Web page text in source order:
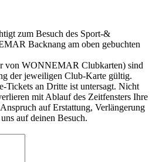
zum Besuch des Sport-&
Backnang am oben gebuchten
von WONNEMAR Clubkarten) sind
der jeweiligen Club-Karte gültig.
Tickets an Dritte ist untersagt. Nicht
mit Ablauf des Zeitfensters Ihre
auf Erstattung, Verlängerung
auf deinen Besuch.